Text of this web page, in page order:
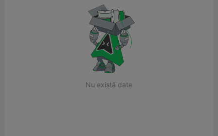
Nu există date